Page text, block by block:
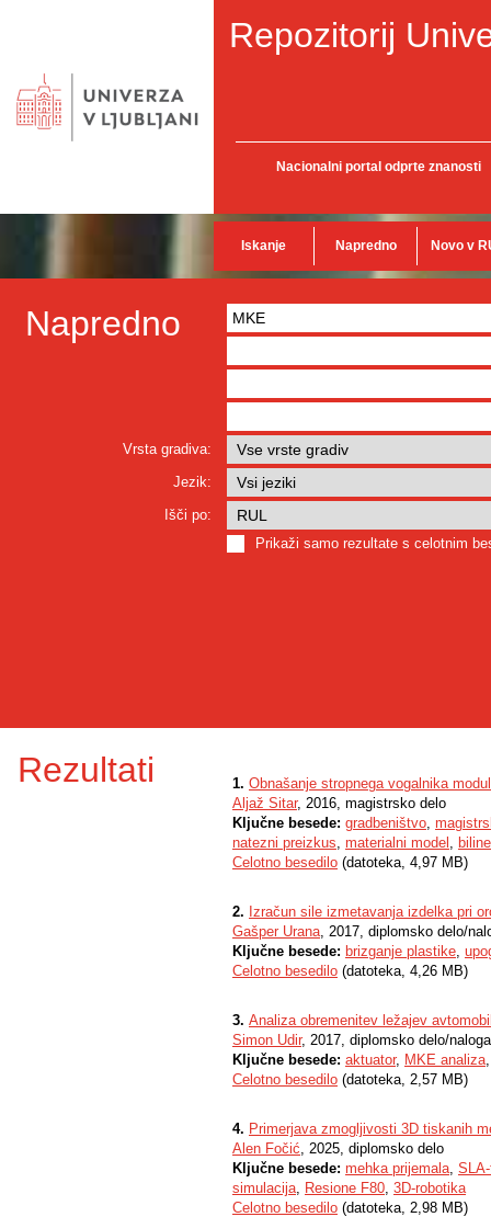
Repozitorij
Nacionalni portal odprte znanosti
Iskanje Napredno Novo v
Napredno
Vrsta gradiva:
Jezik:
Išči po:
Prikaži samo rezultate s celotnim
Rezultati 1. Obnašanje stropnega vogalnika
Aljaž Sitar, 2016, magistrsko delo
Ključne besede: gradbeništvo,
natezni preizkus, materialni model ,
Celotno besedilo (datoteka, 4,97 MB)
2. Izračun sile izmetavanja izdelka pri
Gašper Urana, 2017, diplomsko delo/
Ključne besede: brizganje plastike,
Celotno besedilo (datoteka, 4,26 MB)
3. Analiza obremenitev ležajev
Simon Udir, 2017, diplomsko delo/naloga
Ključne besede: aktuator, MKE analiza
Celotno besedilo (datoteka, 2,57 MB)
4. Primerjava zmogljivosti 3D tiskanih
Alen Fočić, 2025, diplomsko delo
Ključne besede: mehka prijemala,
simulacija, Resione F80, 3D-robotika
Celotno besedilo (datoteka, 2,98 MB)